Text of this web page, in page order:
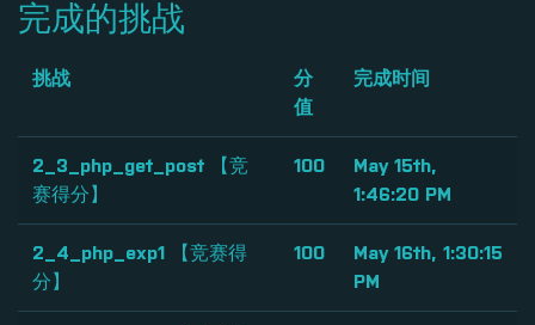
完成的挑战
挑战
分
值
完成时间
2_3_php_get_post 【竞
赛得分】
100
May 15th,
1:46:20 PM
2_4_php_exp1 【竞赛得
分】
100
May 16th, 1:30:15
PM